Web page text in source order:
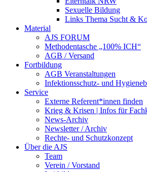
Sexuelle Bildung
Links Thema Sucht &
Material
AJS FORUM
Methodentasche „100% ICH“
AGB / Versand
Fortbildung
AGB Veranstaltungen
Infektionsschutz- und
Service
Externe Referent*innen finden
Krieg & Krisen | Infos für
News-Archiv
Newsletter / Archiv
Rechte- und Schutzkonzept
Über die AJS
Team
Verein / Vorstand